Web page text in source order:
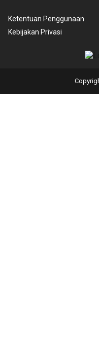
Ketentuan Penggunaan
Kebijakan Privasi